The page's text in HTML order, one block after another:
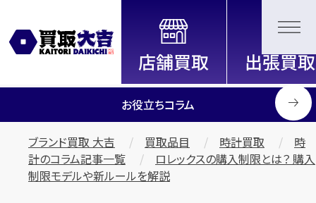
全国2200店舗以上展開中！
信頼と実績の買取専門店「買取大
吉」
お役立ちコラム
ブランド買取 大吉 買取品目 時計買取
時
計のコラム記事一覧
ロレックスの購入制限とは？ 購入
制限モデルや新ルールを解説